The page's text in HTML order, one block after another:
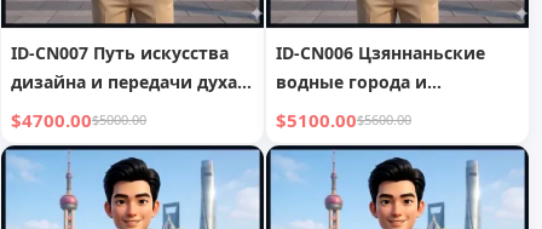
ID-CN007 Путь искусства
дизайна и передачи духа
мастерства
$4700.00$5000.00
ID-CN006 Цзяннаньские
водные города и
исследование мирового
наследия
$5100.00$5600.00